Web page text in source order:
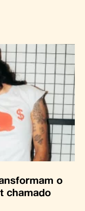
o
chamado